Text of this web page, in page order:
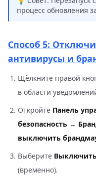
процесс обновления
Способ 5:
антивирусы и
Щёлкните правой
в области
Откройте Панель
безопасность →
выключить
Выберите
(временно).